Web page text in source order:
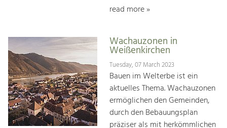
read more »
Wachauzonen in
Weißenkirchen
Tuesday, 07 March 2023
Bauen im Welterbe ist ein
aktuelles Thema. Wachauzonen
ermöglichen den Gemeinden,
durch den Bebauungsplan
präziser als mit herkömmlichen